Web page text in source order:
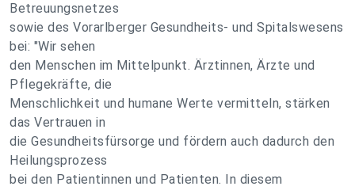
Betreuungsnetzes
sowie des Vorarlberger Gesundheits- und Spitalswesens
bei: "Wir sehen
den Menschen im Mittelpunkt. Ärztinnen, Ärzte und
Pflegekräfte, die
Menschlichkeit und humane Werte vermitteln, stärken
das Vertrauen in
die Gesundheitsfürsorge und fördern auch dadurch den
Heilungsprozess
bei den Patientinnen und Patienten. In diesem